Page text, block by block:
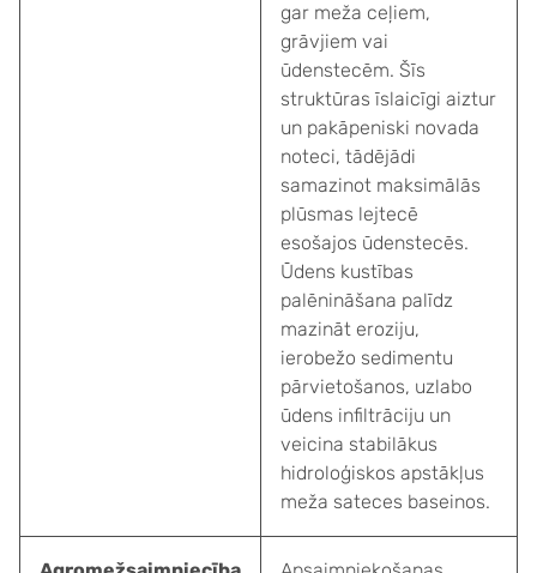
gar meža ceļiem,
grāvjiem vai
ūdenstecēm. Šīs
struktūras īslaicīgi aiztur
un pakāpeniski novada
noteci, tādējādi
samazinot maksimālās
plūsmas lejtecē
esošajos ūdenstecēs.
Ūdens kustības
palēnināšana palīdz
mazināt eroziju,
ierobežo sedimentu
pārvietošanos, uzlabo
ūdens infiltrāciju un
veicina stabilākus
hidroloģiskos apstākļus
meža sateces baseinos.